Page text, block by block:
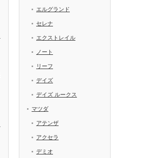
エルグランド
セレナ
エクストレイル
ノート
リーフ
デイズ
デイズ ルークス
マツダ
アテンザ
アクセラ
デミオ